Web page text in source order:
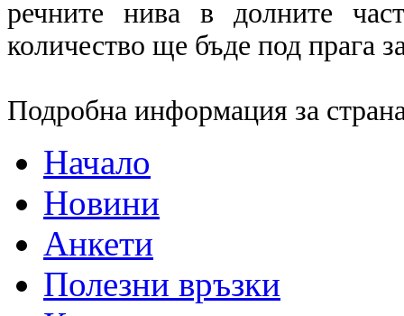
речните нива в долните
количество ще бъде под прага
Подробна информация за
Начало
Новини
Анкети
Полезни връзки